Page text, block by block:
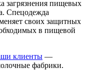
загрязнения пищевых
Спецодежда
своих защитных
в пищевой
клиенты —
фабрики.